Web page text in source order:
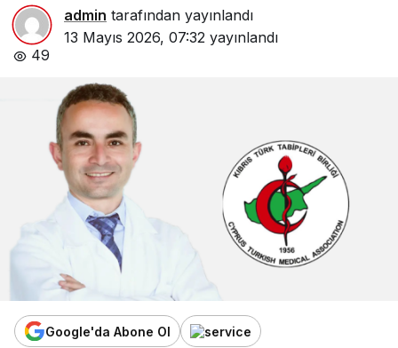
admin tarafından yayınlandı
13 Mayıs 2026, 07:32 yayınlandı
49
Google'da Abone Ol